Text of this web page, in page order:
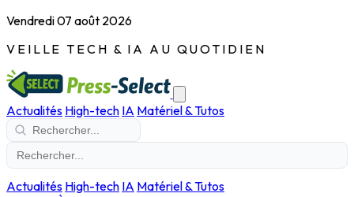
Vendredi 07 août 2026
VEILLE TECH & IA AU QUOTIDIEN
Actualités High-tech IA Matériel & Tutos
Actualités High-tech IA Matériel & Tutos